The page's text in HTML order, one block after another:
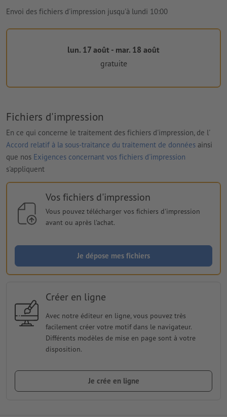
Envoi des fichiers d'impression jusqu'à lundi 10:00
lun. 17 août - mar. 18 août
gratuite
Fichiers d'impression
En ce qui concerne le traitement des fichiers d'impression, de l'
Accord relatif à la sous-traitance du traitement de données ainsi
que nos Exigences concernant vos fichiers d'impression
s'appliquent
Vos fichiers d'impression
Vous pouvez télécharger vos fichiers d'impression
avant ou après l'achat.
Je dépose mes fichiers
Créer en ligne
Avec notre éditeur en ligne, vous pouvez très
facilement créer votre motif dans le navigateur.
Différents modèles de mise en page sont à votre
disposition.
Je crée en ligne